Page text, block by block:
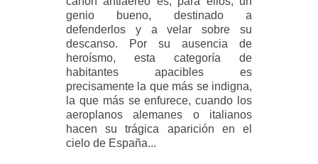
genio bueno, destinado a
defenderlos y a velar sobre su
descanso. Por su ausencia de
heroísmo, esta categoría de
habitantes apacibles es
precisamente la que más se indigna,
la que más se enfurece, cuando los
aeroplanos alemanes o italianos
hacen su trágica aparición en el
cielo de España...